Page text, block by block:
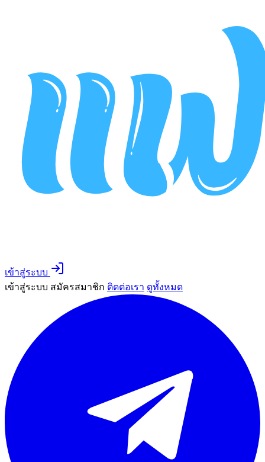
เข้าสู่ระบบ
เข้าสู่ระบบ สมัครสมาชิก ติดต่อเรา ดูทั้งหมด